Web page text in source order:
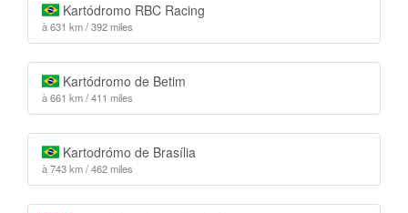
Kartódromo RBC Racing
à 631 km / 392 miles
Kartódromo de Betim
à 661 km / 411 miles
Kartodrómo de Brasília
à 743 km / 462 miles